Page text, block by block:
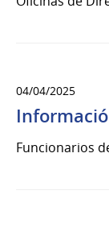
04/04/2025
Funcionarios